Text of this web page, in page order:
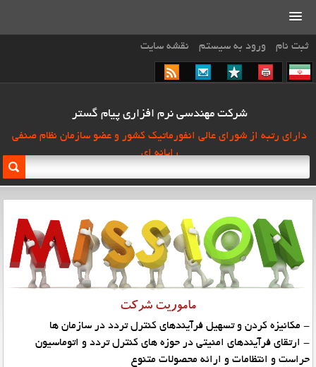
ثبت نام ورود به سیستم نقشه سایت
شرکت مهندسی نرم افزاری پیام گستر
دارای رتبه از شورای عالی انفورماتیک کشور و عضو سازمان نظام صنفی
رایانه ای
ماموریت شرکت
- مکانیزه کردن و تسهیل فرآیندهای کنترل تردد در سازمان ها
- ارتقای فرآیندهای امنیتی در حوزه های کنترل تردد و اتوماسیون
حراست و انتظامات و ارائه محصولات متنوع